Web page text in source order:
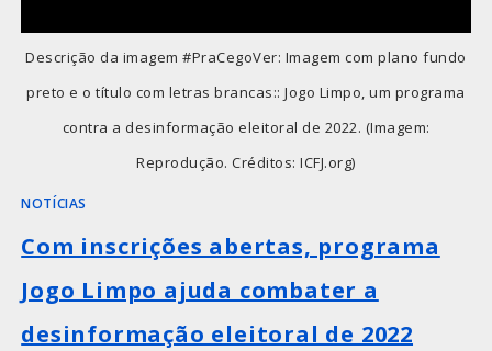
Descrição da imagem #PraCegoVer: Imagem com plano fundo
preto e o título com letras brancas:: Jogo Limpo, um programa
contra a desinformação eleitoral de 2022. (Imagem:
Reprodução. Créditos: ICFJ.org)
NOTÍCIAS
Com inscrições abertas, programa
Jogo Limpo ajuda combater a
desinformação eleitoral de 2022